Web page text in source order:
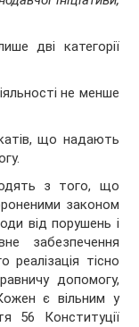
дві категорії
не менше
що надають
з того, що
законом
від порушень і
забезпечення
тісно
допомогу,
є вільним у
56 Конституції